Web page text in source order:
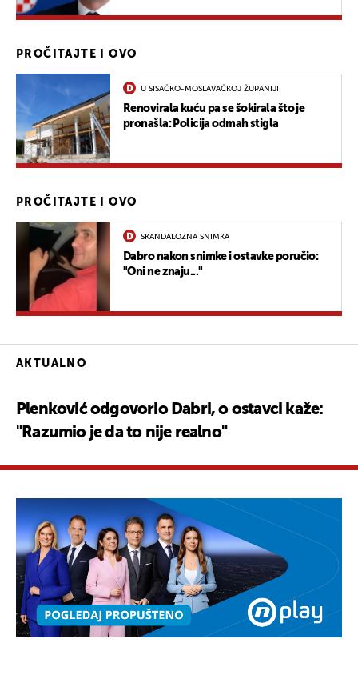
PROČITAJTE I OVO
U SISAČKO-MOSLAVAČKOJ ŽUPANIJI
Renovirala kuću pa se šokirala što je
pronašla: Policija odmah stigla
PROČITAJTE I OVO
SKANDALOZNA SNIMKA
Dabro nakon snimke i ostavke poručio:
"Oni ne znaju..."
AKTUALNO
Plenković odgovorio Dabri, o ostavci kaže:
"Razumio je da to nije realno"